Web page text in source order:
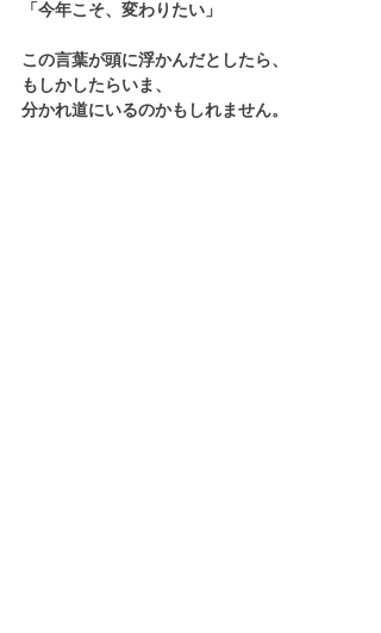
「今年こそ、変わりたい」
この言葉が頭に浮かんだとしたら、
もしかしたらいま、
分かれ道にいるのかもしれません。